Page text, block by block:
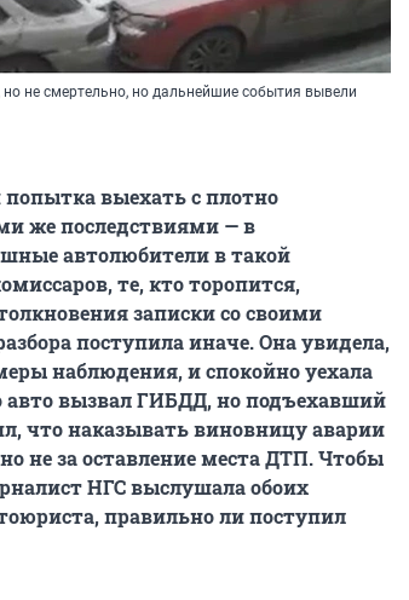
не смертельно, но дальнейшие события вывели
попытка выехать с плотно
же последствиями — в
автолюбители в такой
те, кто торопится,
записки со своими
поступила иначе. Она увидела,
наблюдения, и спокойно уехала
вызвал ГИБДД, но подъехавший
что наказывать виновницу аварии
не за оставление места ДТП. Чтобы
НГС выслушала обоих
правильно ли поступил